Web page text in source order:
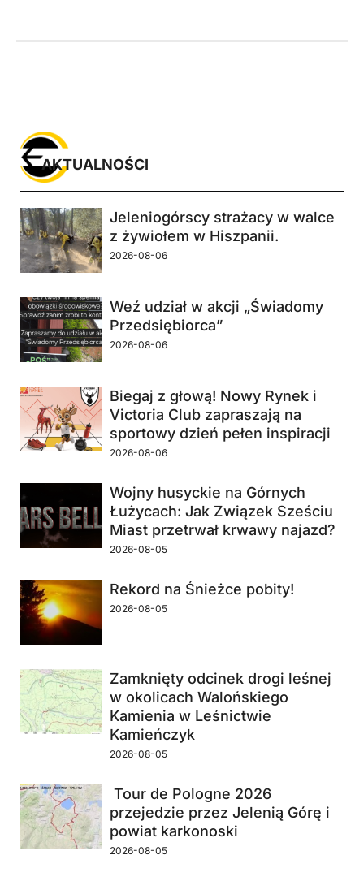
Jeleniogórscy strażacy w walce
z żywiołem w Hiszpanii.
2026-08-06
Weź udział w akcji „Świadomy
Przedsiębiorca”
2026-08-06
Biegaj z głową! Nowy Rynek i
Victoria Club zapraszają na
sportowy dzień pełen inspiracji
2026-08-06
Wojny husyckie na Górnych
Łużycach: Jak Związek Sześciu
Miast przetrwał krwawy najazd?
2026-08-05
Rekord na Śnieżce pobity!
2026-08-05
Zamknięty odcinek drogi leśnej
w okolicach Walońskiego
Kamienia w Leśnictwie
Kamieńczyk
2026-08-05
Tour de Pologne 2026
przejedzie przez Jelenią Górę i
powiat karkonoski
2026-08-05
AKTUALNOŚCI